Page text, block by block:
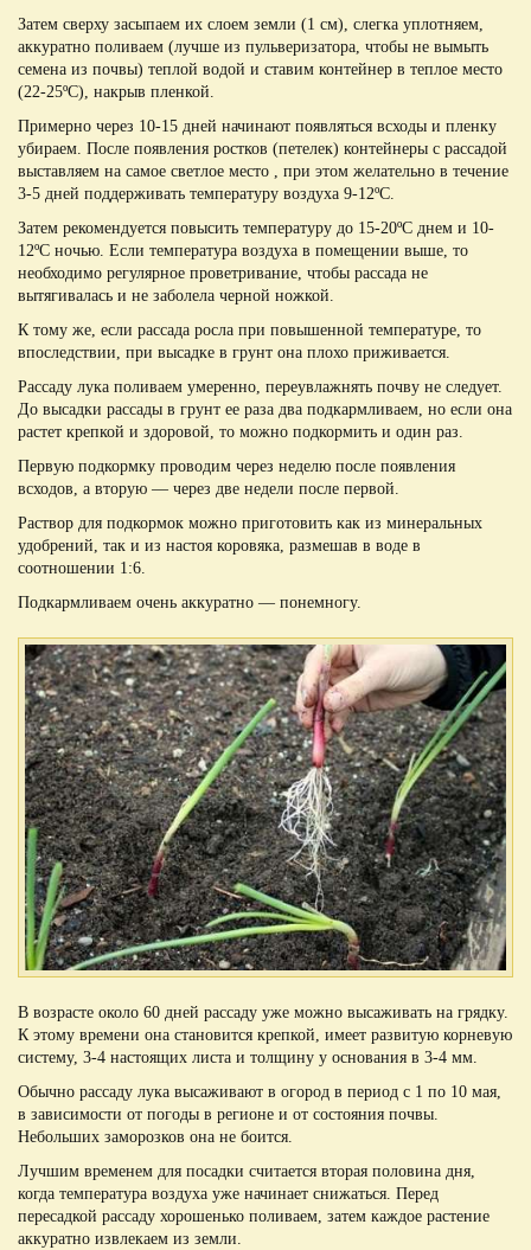
Затем сверху засыпаем их слоем земли (1 см), слегка уплотняем,
аккуратно поливаем (лучше из пульверизатора, чтобы не вымыть
семена из почвы) теплой водой и ставим контейнер в теплое место
(22-25ºС), накрыв пленкой.
Примерно через 10-15 дней начинают появляться всходы и пленку
убираем. После появления ростков (петелек) контейнеры с рассадой
выставляем на самое светлое место , при этом желательно в течение
3-5 дней поддерживать температуру воздуха 9-12ºС.
Затем рекомендуется повысить температуру до 15-20ºС днем и 10-
12ºС ночью. Если температура воздуха в помещении выше, то
необходимо регулярное проветривание, чтобы рассада не
вытягивалась и не заболела черной ножкой.
К тому же, если рассада росла при повышенной температуре, то
впоследствии, при высадке в грунт она плохо приживается.
Рассаду лука поливаем умеренно, переувлажнять почву не следует.
До высадки рассады в грунт ее раза два подкармливаем, но если она
растет крепкой и здоровой, то можно подкормить и один раз.
Первую подкормку проводим через неделю после появления
всходов, а вторую — через две недели после первой.
Раствор для подкормок можно приготовить как из минеральных
удобрений, так и из настоя коровяка, размешав в воде в
соотношении 1:6.
Подкармливаем очень аккуратно — понемногу.
В возрасте около 60 дней рассаду уже можно высаживать на грядку.
К этому времени она становится крепкой, имеет развитую корневую
систему, 3-4 настоящих листа и толщину у основания в 3-4 мм.
Обычно рассаду лука высаживают в огород в период с 1 по 10 мая,
в зависимости от погоды в регионе и от состояния почвы.
Небольших заморозков она не боится.
Лучшим временем для посадки считается вторая половина дня,
когда температура воздуха уже начинает снижаться. Перед
пересадкой рассаду хорошенько поливаем, затем каждое растение
аккуратно извлекаем из земли.